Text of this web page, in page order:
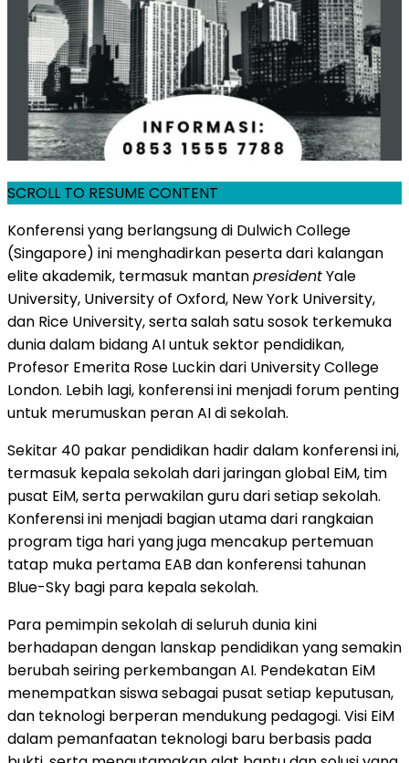
SCROLL TO RESUME CONTENT
Konferensi yang berlangsung di Dulwich College
(Singapore) ini menghadirkan peserta dari kalangan
elite akademik, termasuk mantanpresidentYale
University, University of Oxford, New York University,
dan Rice University, serta salah satu sosok terkemuka
dunia dalam bidang AI untuk sektor pendidikan,
Profesor Emerita Rose Luckin dari University College
London. Lebih lagi, konferensi ini menjadi forum penting
untuk merumuskan peran AI di sekolah.
Sekitar 40 pakar pendidikan hadir dalam konferensi ini,
termasuk kepala sekolah dari jaringan global EiM, tim
pusat EiM, serta perwakilan guru dari setiap sekolah.
Konferensi ini menjadi bagian utama dari rangkaian
program tiga hari yang juga mencakup pertemuan
tatap muka pertama EAB dan konferensi tahunan
Blue-Sky bagi para kepala sekolah.
Para pemimpin sekolah di seluruh dunia kini
berhadapan dengan lanskap pendidikan yang semakin
berubah seiring perkembangan AI. Pendekatan EiM
menempatkan siswa sebagai pusat setiap keputusan,
dan teknologi berperan mendukung pedagogi. Visi EiM
dalam pemanfaatan teknologi baru berbasis pada